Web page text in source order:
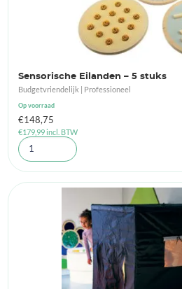
Sensorische Eilanden – 5 stuks
Budgetvriendelijk | Professioneel
Op voorraad
€148,75
€179,99incl. BTW